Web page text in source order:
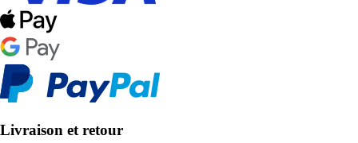
Livraison et retour